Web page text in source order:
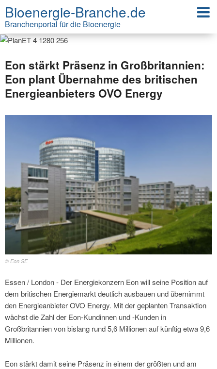
Bioenergie-Branche.de
Branchenportal für die Bioenergie
Eon stärkt Präsenz in Großbritannien:
Eon plant Übernahme des britischen
Energieanbieters OVO Energy
© Eon SE
Essen / London - Der Energiekonzern Eon will seine Position auf
dem britischen Energiemarkt deutlich ausbauen und übernimmt
den Energieanbieter OVO Energy. Mit der geplanten Transaktion
wächst die Zahl der Eon-Kundinnen und -Kunden in
Großbritannien von bislang rund 5,6 Millionen auf künftig etwa 9,6
Millionen.
Eon stärkt damit seine Präsenz in einem der größten und am